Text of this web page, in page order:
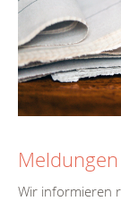
Meldungen
Wir informieren